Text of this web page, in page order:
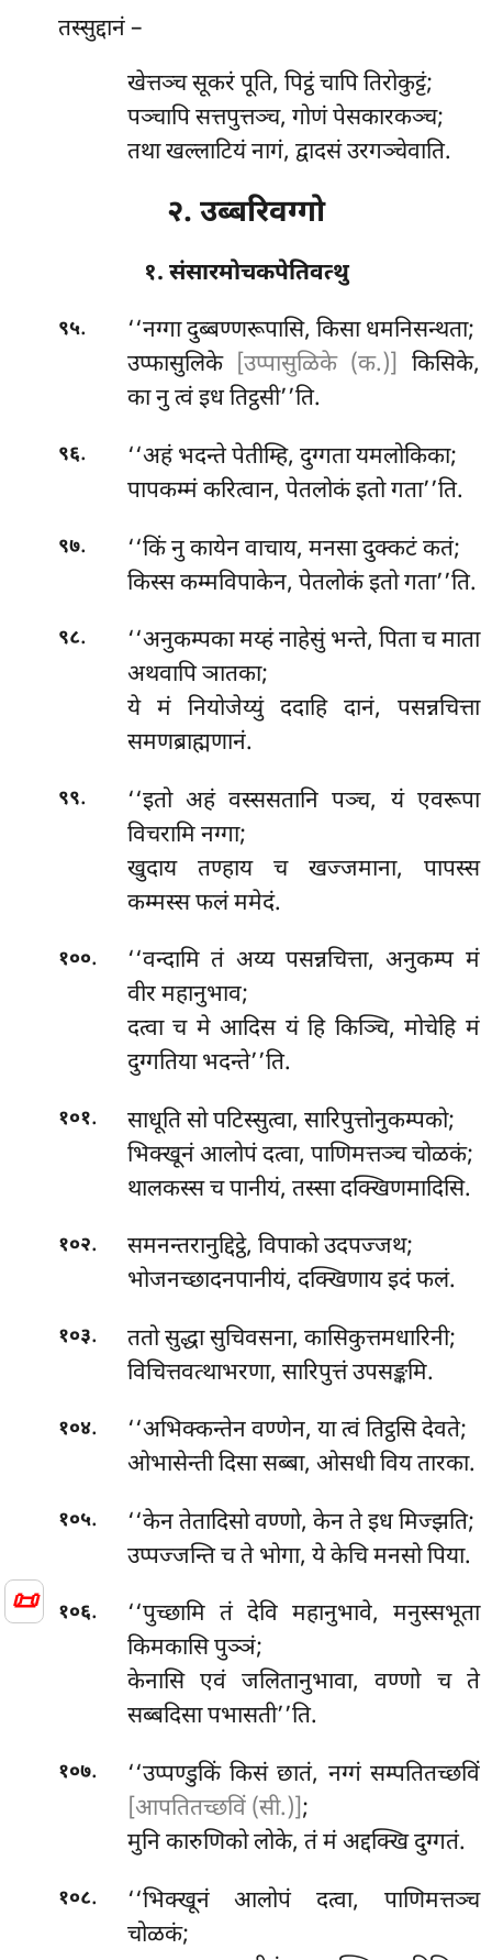
📜
तस्सुद्दानं –
खेत्तञ्च सूकरं पूति, पिट्ठं चापि तिरोकुट्टं;
पञ्चापिसत्तपुत्तञ्च, गोणं पेसकारकञ्च;
तथा खल्लाटियं नागं, द्वादसं उरगञ्चेवाति.
२. उब्बरिवग्गो
१. संसारमोचकपेतिवत्थु
९५. ‘‘नग्गादुब्बण्णरूपासि, किसा धमनिसन्थता;
उप्फासुलिके [उप्पासुळिके (क.)] किसिके,
का नु त्वं इध तिट्ठसी’’ति.
९६.
‘‘अहं भदन्ते पेतीम्हि, दुग्गता यमलोकिका;
पापकम्मं करित्वान, पेतलोकं इतो गता’’ति.
९७.
‘‘किं नु कायेन वाचाय, मनसा दुक्कटं कतं;
किस्स कम्मविपाकेन, पेतलोकं इतो गता’’ति.
९८.
‘‘अनुकम्पका मय्हं नाहेसुं भन्ते, पिता च माता
अथवापि ञातका;
ये मं नियोजेय्युं ददाहि दानं, पसन्नचित्ता
समणब्राह्मणानं.
९९.
‘‘इतो अहं वस्ससतानि पञ्च, यं एवरूपा
विचरामि नग्गा;
खुदाय तण्हाय च खज्जमाना, पापस्स
कम्मस्स फलं ममेदं.
१००.
‘‘वन्दामि तं अय्य पसन्नचित्ता, अनुकम्प मं
वीर महानुभाव;
दत्वा च मे आदिस यं हि किञ्चि, मोचेहि मं
दुग्गतिया भदन्ते’’ति.
१०१.
साधूति सो पटिस्सुत्वा, सारिपुत्तोनुकम्पको;
भिक्खूनं आलोपं दत्वा, पाणिमत्तञ्च चोळकं;
थालकस्स च पानीयं, तस्सा दक्खिणमादिसि.
१०२.
समनन्तरानुद्दिट्ठे, विपाको उदपज्जथ;
भोजनच्छादनपानीयं, दक्खिणाय इदं फलं.
१०३. ततोसुद्धा सुचिवसना, कासिकुत्तमधारिनी;
विचित्तवत्थाभरणा, सारिपुत्तं उपसङ्कमि.
१०४.
‘‘अभिक्कन्तेन वण्णेन, या त्वं तिट्ठसि देवते;
ओभासेन्ती दिसा सब्बा, ओसधी विय तारका.
१०५.
‘‘केन तेतादिसो वण्णो, केन ते इध मिज्झति;
उप्पज्जन्ति च ते भोगा, ये केचि मनसो पिया.
१०६. ‘‘पुच्छामि तं देवि महानुभावे, मनुस्सभूता
किमकासि पुञ्ञं;
केनासि एवं जलितानुभावा, वण्णो च ते
सब्बदिसा पभासती’’ति.
१०७.
‘‘उप्पण्डुकिं किसं छातं, नग्गं सम्पतितच्छविं
[आपतितच्छविं (सी.)];
मुनि कारुणिको लोके, तं मं अद्दक्खि दुग्गतं.
१०८.
‘‘भिक्खूनं आलोपं दत्वा, पाणिमत्तञ्च
चोळकं;